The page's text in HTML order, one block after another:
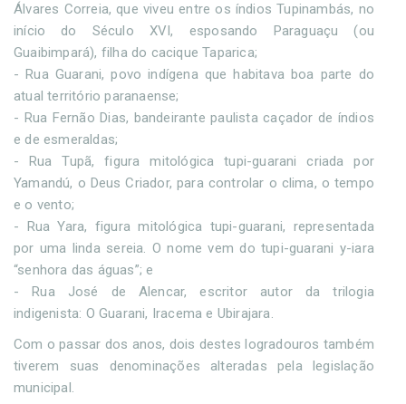
Álvares Correia, que viveu entre os índios Tupinambás, no
início do Século XVI, esposando Paraguaçu (ou
Guaibimpará), filha do cacique Taparica;
- Rua Guarani, povo indígena que habitava boa parte do
atual território paranaense;
- Rua Fernão Dias, bandeirante paulista caçador de índios
e de esmeraldas;
- Rua Tupã, figura mitológica tupi-guarani criada por
Yamandú, o Deus Criador, para controlar o clima, o tempo
e o vento;
- Rua Yara, figura mitológica tupi-guarani, representada
por uma linda sereia. O nome vem do tupi-guarani y-iara
“senhora das águas”; e
- Rua José de Alencar, escritor autor da trilogia
indigenista: O Guarani, Iracema e Ubirajara.
Com o passar dos anos, dois destes logradouros também
tiverem suas denominações alteradas pela legislação
municipal.